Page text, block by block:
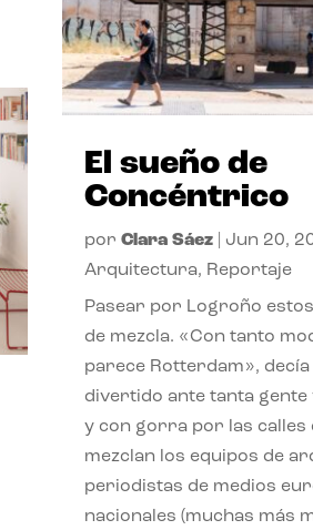
El sueño de
Concéntrico
por Clara Sáez| Jun 20,
Arquitectura, Reportaje
Pasear por Logroño
de mezcla. «Con tanto
parece Rotterdam», decía
divertido ante tanta gente
y con gorra por las calles
mezclan los equipos de
periodistas de medios
nacionales (muchas más